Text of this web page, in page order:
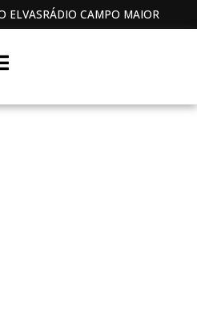
ELVASRÁDIO CAMPO MAIOR